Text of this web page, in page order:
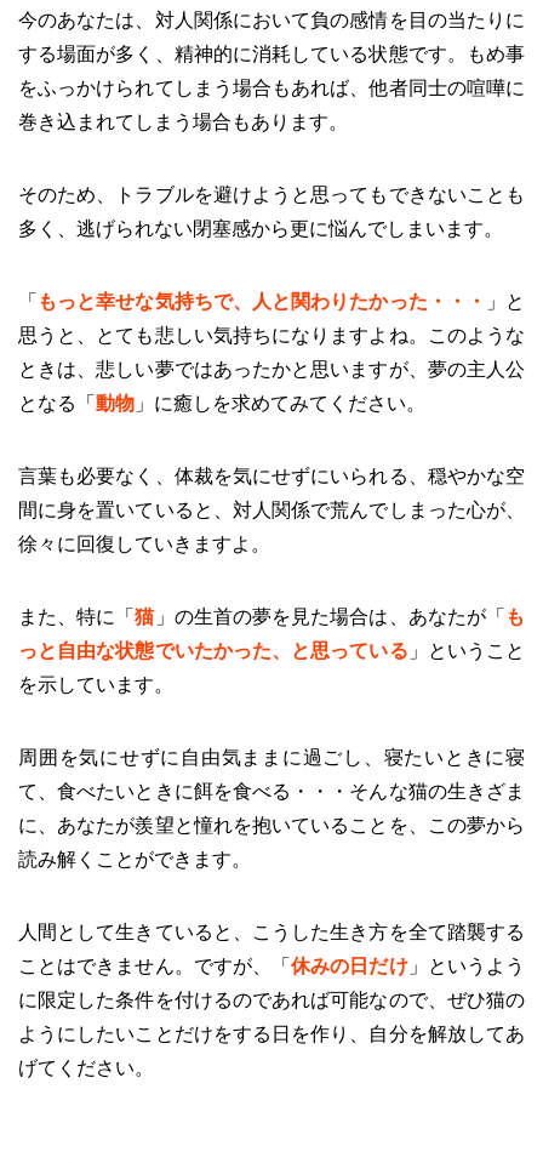
今のあなたは、対人関係において負の感情を目の当たりに
する場面が多く、精神的に消耗している状態です。もめ事
をふっかけられてしまう場合もあれば、他者同士の喧嘩に
巻き込まれてしまう場合もあります。
そのため、トラブルを避けようと思ってもできないことも
多く、逃げられない閉塞感から更に悩んでしまいます。
「 もっと幸せな気持ちで、人と関わりたかった・・・
」と
思うと、とても悲しい気持ちになりますよね。このような
ときは、悲しい夢ではあったかと思いますが、夢の主人公
となる「 動物 」に癒しを求めてみてください。
言葉も必要なく、体裁を気にせずにいられる、穏やかな空
間に身を置いていると、対人関係で荒んでしまった心が、
徐々に回復していきますよ。
また、特に「猫」の生首の夢を見た場合は、あなたが「 も
っと自由な状態でいたかった、と思っている 」ということ
を示しています。
周囲を気にせずに自由気ままに過ごし、寝たいときに寝
て、食べたいときに餌を食べる・・・そんな猫の生きざま
に、あなたが羨望と憧れを抱いていることを、この夢から
読み解くことができます。
人間として生きていると、こうした生き方を全て踏襲する
ことはできません。ですが、「休みの日だけ」というよう
に限定した条件を付けるのであれば可能なので、ぜひ猫の
ようにしたいことだけをする日を作り、自分を解放してあ
げてください。